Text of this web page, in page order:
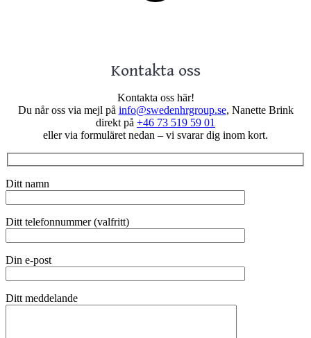
Kontakta oss
Kontakta oss här!
Du når oss via mejl på info@swedenhrgroup.se, Nanette Brink
direkt på +46 73 519 59 01
eller via formuläret nedan – vi svarar dig inom kort.
Ditt namn
Ditt telefonnummer (valfritt)
Din e-post
Ditt meddelande